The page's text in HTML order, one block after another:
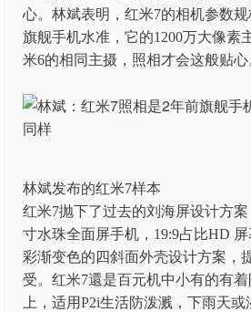
心。林斌表明，红米7的相机参数
旗舰手机水准，它的1200万大像素
米6的相同主摄，照相才会这般贴心
林斌发布的红米7样本
红米7抛下了过去的刘海屏设计方
寸水珠全面屏手机，19:9占比HD
彩渐变色的四斜面外壳设计方案，
受。红米7還是百元机中小有的有
上，适用P2i生活防泼溅，下雨天